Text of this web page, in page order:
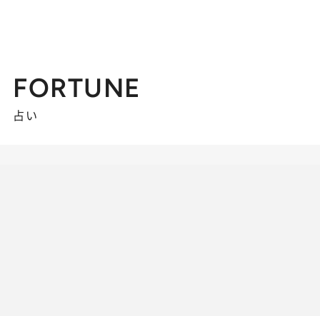
FORTUNE
占い